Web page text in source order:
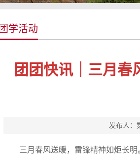
团学活动
团团快讯｜三月
发布人：
三月春风送暖，雷锋精神如炬长明